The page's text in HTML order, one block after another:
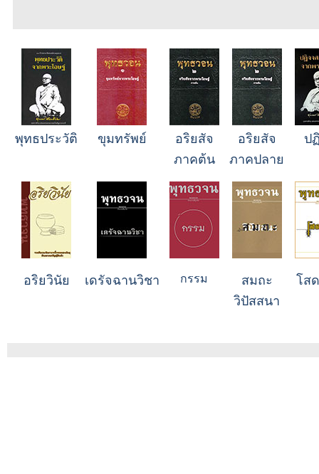
พุทธประวัติ ขุมทรัพย์
อริยสัจ
ภาคต้น
อริยสัจ
ภาคปลาย
ป
อริยวินัย เดรัจฉานวิชา กรรม
สมถะ
วิปัสสนา
โส